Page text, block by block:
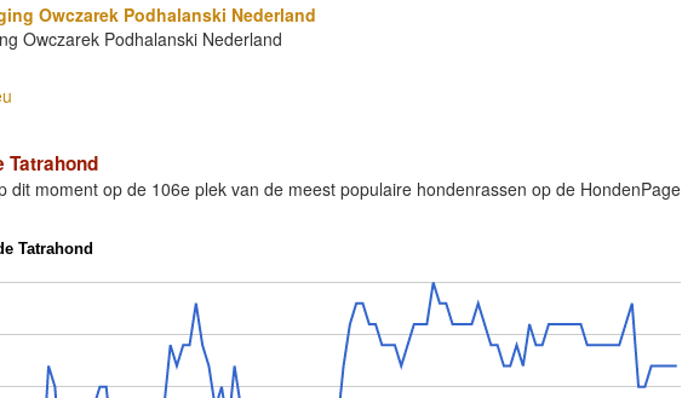
Owczarek Podhalanski Nederland
Owczarek Podhalanski Nederland
Tatrahond
dit moment op de 106e plek van de meest populaire hondenrassen op de HondenPage
Tatrahond